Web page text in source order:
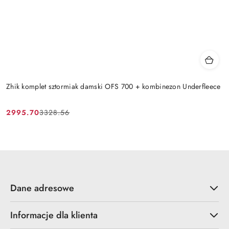
Zhik komplet sztormiak damski OFS 700 + kombinezon Underfleece
Cena
2995.70
Cena
3328.56
Dane adresowe
Informacje dla klienta